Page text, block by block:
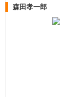
森田孝一郎